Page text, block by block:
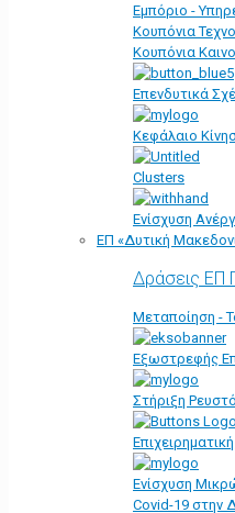
Εμπόριο -
Κουπόνια
Κουπόνια
Επενδυτικά
Κεφάλαιο
Clusters
Ενίσχυση
ΕΠ «Δυτική
Δράσεις ΕΠ
Μεταποίηση -
Εξωστρεφής
Στήριξη
Ενίσχυση
Covid-19 στην